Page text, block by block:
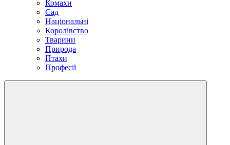
Комахи
Сад
Національні
Королівство
Тварини
Природа
Птахи
Професії